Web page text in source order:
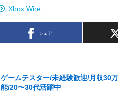
Xbox Wire
シェア
ゲームテスター/未経験歓迎/月収30
能/20〜30代活躍中